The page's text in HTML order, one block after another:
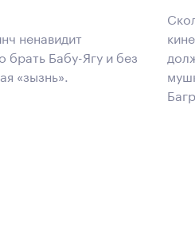
ненавидит
брать Бабу-Ягу и без
«зызнь».